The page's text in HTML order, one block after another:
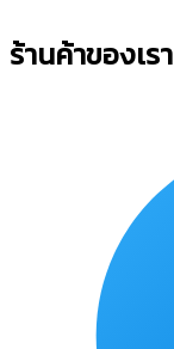
ร้านค้าของเรา